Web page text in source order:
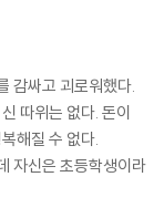
감싸고 괴로워했다.
따위는 없다. 돈이
해질 수 없다.
자신은 초등학생이라